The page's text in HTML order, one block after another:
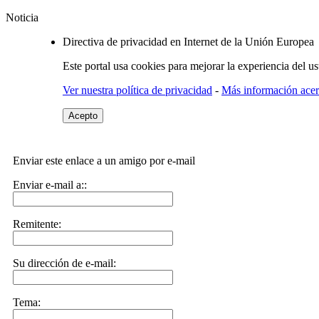
Noticia
Directiva de privacidad en Internet de la Unión Europea
Este portal usa cookies para mejorar la experiencia del
Ver nuestra política de privacidad - Más información
Acepto
Enviar este enlace a un amigo por e-mail
Enviar e-mail a::
Remitente:
Su dirección de e-mail:
Tema: